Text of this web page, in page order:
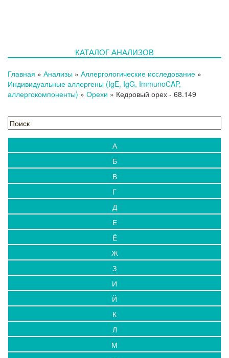
КАТАЛОГ АНАЛИЗОВ
Главная » Анализы » Аллергологические исследование »
Индивидуальные аллергены (IgE, IgG, ImmunoCAP,
аллергокомпоненты) » Орехи » Кедровый орех - 68.149
А
Б
В
Г
Д
Е
Ё
Ж
З
И
Й
К
Л
М